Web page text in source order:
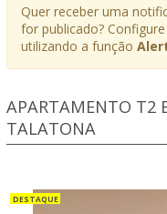
Quer receber uma
for publicado?
utilizando a função
APARTAMENTO T2
TALATONA